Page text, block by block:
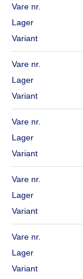
Vare nr.
Lager
Variant
Vare nr.
Lager
Variant
Vare nr.
Lager
Variant
Vare nr.
Lager
Variant
Vare nr.
Lager
Variant